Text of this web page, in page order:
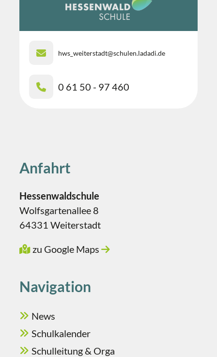
hws_weiterstadt@schulen.ladadi.de
0 61 50 - 97 460
Anfahrt
Hessenwaldschule
Wolfsgartenallee 8
64331 Weiterstadt
zu Google Maps
Navigation
News
Schulkalender
Schulleitung & Orga